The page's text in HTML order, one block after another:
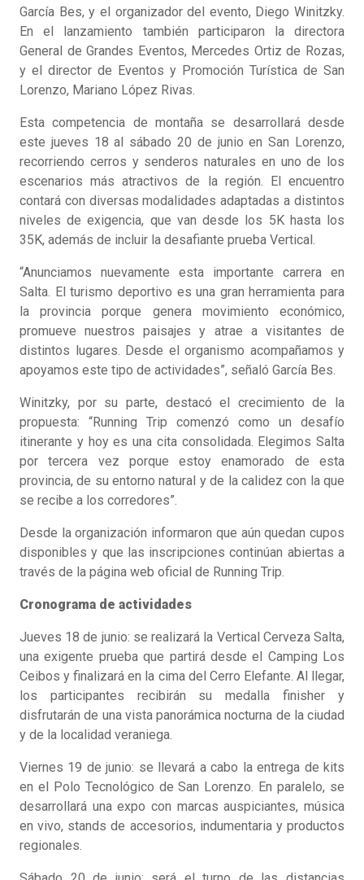
García Bes, y el organizador del evento, Diego Winitzky.
En el lanzamiento también participaron la directora
General de Grandes Eventos, Mercedes Ortiz de Rozas,
y el director de Eventos y Promoción Turística de San
Lorenzo, Mariano López Rivas.
Esta competencia de montaña se desarrollará desde
este jueves 18 al sábado 20 de junio en San Lorenzo,
recorriendo cerros y senderos naturales en uno de los
escenarios más atractivos de la región. El encuentro
contará con diversas modalidades adaptadas a distintos
niveles de exigencia, que van desde los 5K hasta los
35K, además de incluir la desafiante prueba Vertical.
“Anunciamos nuevamente esta importante carrera en
Salta. El turismo deportivo es una gran herramienta para
la provincia porque genera movimiento económico,
promueve nuestros paisajes y atrae a visitantes de
distintos lugares. Desde el organismo acompañamos y
apoyamos este tipo de actividades”, señaló García Bes.
Winitzky, por su parte, destacó el crecimiento de la
propuesta: “Running Trip comenzó como un desafío
itinerante y hoy es una cita consolidada. Elegimos Salta
por tercera vez porque estoy enamorado de esta
provincia, de su entorno natural y de la calidez con la que
se recibe a los corredores”.
Desde la organización informaron que aún quedan cupos
disponibles y que las inscripciones continúan abiertas a
través de la página web oficial de Running Trip.
Cronograma de actividades
Jueves 18 de junio: se realizará la Vertical Cerveza Salta,
una exigente prueba que partirá desde el Camping Los
Ceibos y finalizará en la cima del Cerro Elefante. Al llegar,
los participantes recibirán su medalla finisher y
disfrutarán de una vista panorámica nocturna de la ciudad
y de la localidad veraniega.
Viernes 19 de junio: se llevará a cabo la entrega de kits
en el Polo Tecnológico de San Lorenzo. En paralelo, se
desarrollará una expo con marcas auspiciantes, música
en vivo, stands de accesorios, indumentaria y productos
regionales.